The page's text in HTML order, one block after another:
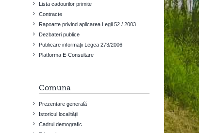
Lista cadourilor primite
Contracte
Rapoarte privind aplicarea Legii 52 / 2003
Dezbateri publice
Publicare informații Legea 273/2006
Platforma E-Consultare
Comuna
Prezentare generală
Istoricul localității
Cadrul demografic